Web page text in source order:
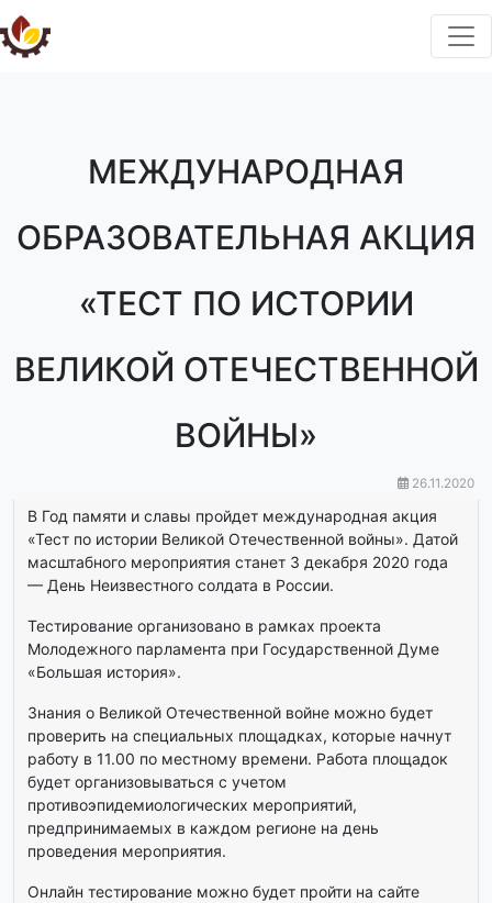
МЕЖДУНАРОДНАЯ
ОБРАЗОВАТЕЛЬНАЯ АКЦИЯ
«ТЕСТ ПО ИСТОРИИ
ВЕЛИКОЙ ОТЕЧЕСТВЕННОЙ
ВОЙНЫ»
26.11.2020
В Год памяти и славы пройдет международная акция
«Тест по истории Великой Отечественной войны». Датой
масштабного мероприятия станет 3 декабря 2020 года
— День Неизвестного солдата в России.
Тестирование организовано в рамках проекта
Молодежного парламента при Государственной Думе
«Большая история».
Знания о Великой Отечественной войне можно будет
проверить на специальных площадках, которые начнут
работу в 11.00 по местному времени. Работа площадок
будет организовываться с учетом
противоэпидемиологических мероприятий,
предпринимаемых в каждом регионе на день
проведения мероприятия.
Онлайн тестирование можно будет пройти на сайте